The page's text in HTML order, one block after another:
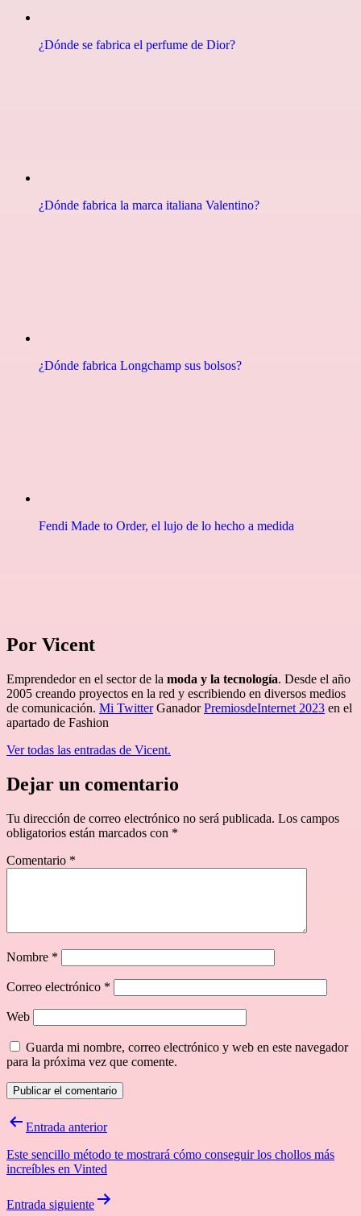
¿Dónde se fabrica el perfume de Dior?
¿Dónde fabrica la marca italiana Valentino?
¿Dónde fabrica Longchamp sus bolsos?
Fendi Made to Order, el lujo de lo hecho a medida
Por Vicent
Emprendedor en el sector de la moda y la tecnología. Desde el año
2005 creando proyectos en la red y escribiendo en diversos medios
de comunicación. Mi TwitterGanadorPremiosdeInternet 2023 en el
apartado de Fashion
Ver todas las entradas de Vicent.
Dejar un comentario
Tu dirección de correo electrónico no será publicada. Los campos
obligatorios están marcados con *
Comentario *
Nombre *
Correo electrónico *
Web
Guarda mi nombre, correo electrónico y web en este navegador
para la próxima vez que comente.
Navegación
entradas
Entrada anterior
Este sencillo método te mostrará cómo conseguir los chollos más
increíbles en Vinted
Entrada siguiente